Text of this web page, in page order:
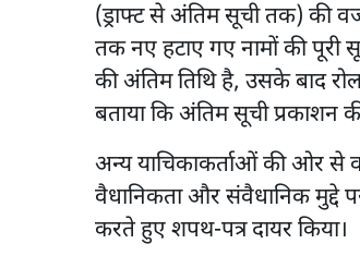
(ड्राफ्ट से अंतिम सूची तक) की
तक नए हटाए गए नामों की
की अंतिम तिथि है, उसके बाद
बताया कि अंतिम सूची प्रकाशन
अन्य याचिकाकर्ताओं की ओर से
वैधानिकता और संवैधानिक मुद्दे
करते हुए शपथ-पत्र दायर किया।